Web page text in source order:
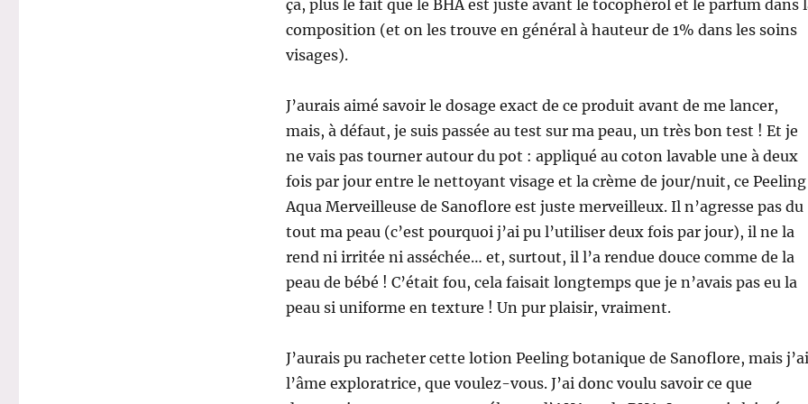
ça, plus le fait que le BHA est juste avant le tocophérol et le parfum dans
composition (et on les trouve en général à hauteur de 1% dans les soins
visages).
J’aurais aimé savoir le dosage exact de ce produit avant de me lancer,
mais, à défaut, je suis passée au test sur ma peau, un très bon test ! Et je
ne vais pas tourner autour du pot : appliqué au coton lavable une à deux
fois par jour entre le nettoyant visage et la crème de jour/nuit, ce Peeling
Aqua Merveilleuse de Sanoflore est juste merveilleux. Il n’agresse pas du
tout ma peau (c’est pourquoi j’ai pu l’utiliser deux fois par jour), il ne la
rend ni irritée ni asséchée… et, surtout, il l’a rendue douce comme de la
peau de bébé ! C’était fou, cela faisait longtemps que je n’avais pas eu la
peau si uniforme en texture ! Un pur plaisir, vraiment.
J’aurais pu racheter cette lotion Peeling botanique de Sanoflore, mais j’ai
l’âme exploratrice, que voulez-vous. J’ai donc voulu savoir ce que